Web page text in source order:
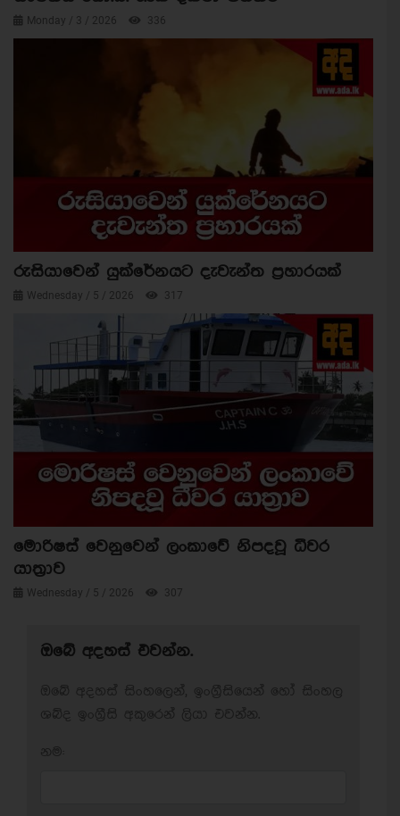
Monday / 3 / 2026 336
රුසියාවෙන් යුක්රේනයට දැවැන්ත ප්‍රහාරයක්
Wednesday / 5 / 2026 317
මොරිෂස් වෙනුවෙන් ලංකාවේ නිපදවූ ධීවර
යාත්‍රාව
Wednesday / 5 / 2026 307
ඔබේ අදහස් එවන්න.